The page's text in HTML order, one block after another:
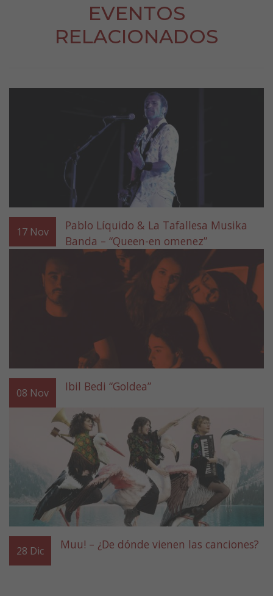
EVENTOS
RELACIONADOS
17 Nov
Pablo Líquido & La Tafallesa Musika
Banda – “Queen-en omenez”
08 Nov Ibil Bedi “Goldea”
28 Dic Muu! – ¿De dónde vienen las canciones?